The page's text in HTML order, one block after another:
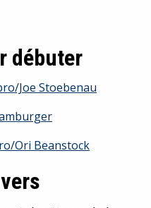
débuter
Joe Stoebenau
Ori Beanstock